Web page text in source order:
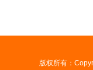
版权所有：